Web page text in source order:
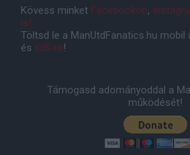
Kövess minket Facebookon,
is!
Töltsd le a ManUtdFanatics.hu mobil
és iOS-re!
Támogasd adományoddal a
működését!